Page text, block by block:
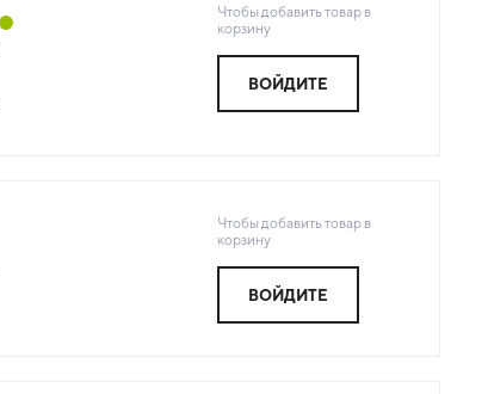
Чтобы добавить товар в
корзину
ВОЙДИТЕ
Чтобы добавить товар в
корзину
ВОЙДИТЕ